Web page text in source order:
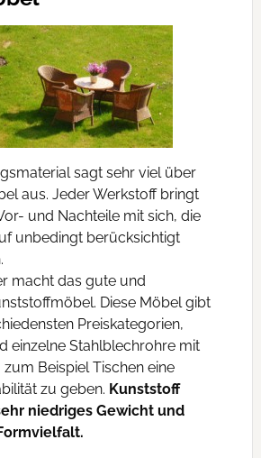
sagt sehr viel über
aus. Jeder Werkstoff bringt
und Nachteile mit sich, die
unbedingt berücksichtigt
macht das gute und
Diese Möbel gibt
Preiskategorien,
einzelne Stahlblechrohre mit
Beispiel Tischen eine
zu geben. Kunststoff
niedriges Gewicht und